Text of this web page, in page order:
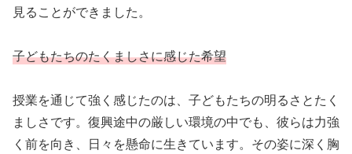
見ることができました。
子どもたちのたくましさに感じた希望
授業を通じて強く感じたのは、子どもたちの明るさとたく
ましさです。復興途中の厳しい環境の中でも、彼らは力強
く前を向き、日々を懸命に生きています。その姿に深く胸